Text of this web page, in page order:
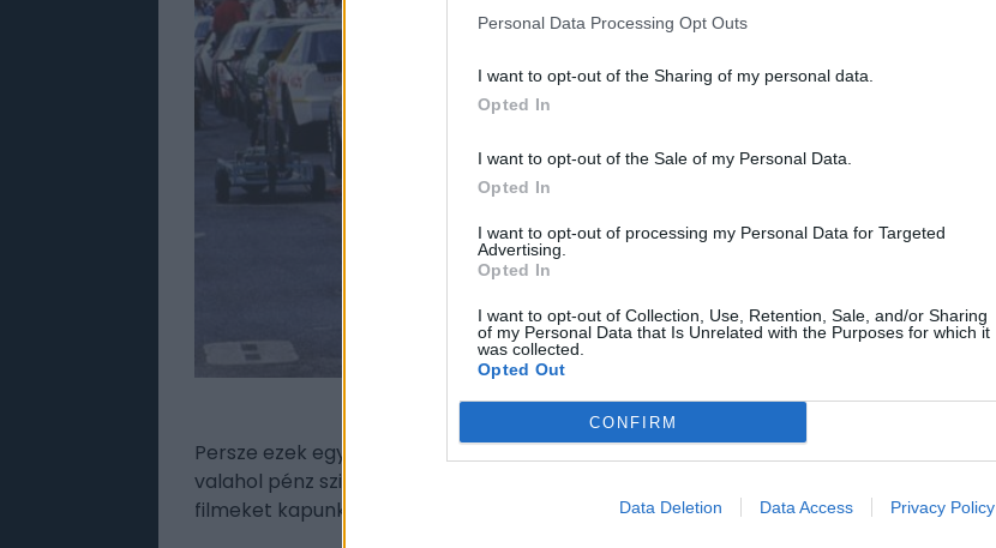
Personal Data Processing Opt Outs
I want to opt-out of the Sharing of my personal data.
Opted In
I want to opt-out of the Sale of my Personal Data.
Opted In
I want to opt-out of processing my Personal Data for Targeted
Advertising.
Opted In
I want to opt-out of Collection, Use, Retention, Sale, and/or Sharing
of my Personal Data that Is Unrelated with the Purposes for which it
was collected.
Opted Out
CONFIRM
Data Deletion Data Access Privacy Policy
Tom Cruise a Days of Thunderben
Persze ezek egyelőre csak pletykák, találgatások, ötletelések, de pontosan, hogy ha
valahol pénz szimatol Hollywood, akkor ott bizony megvetik a lábukat és akkor is új
filmeket kapunk majd, ha nem is szeretnénk azokat.